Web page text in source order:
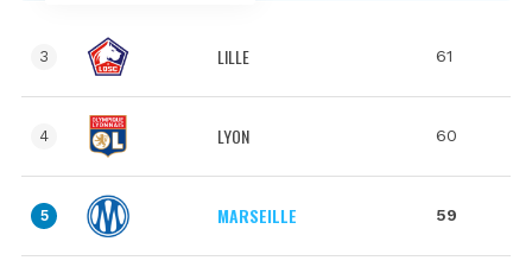
3 LILLE 61
4 LYON 60
5 MARSEILLE 59